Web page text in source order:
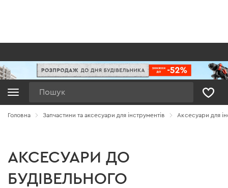
Головна Запчастини та аксесуари для інструментів Аксесуари для
АКСЕСУАРИ ДО
БУДІВЕЛЬНОГО